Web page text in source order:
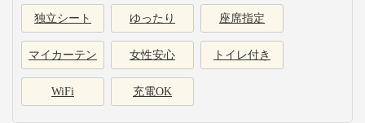
独立シート ゆったり 座席指定
マイカーテン 女性安心 トイレ付き
WiFi 充電OK